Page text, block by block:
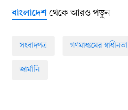
বাংলাদেশথেকে আরও পড়ুন
সংবাদপত্র গণমাধ্যমের স্বাধীনতা
জার্মানি